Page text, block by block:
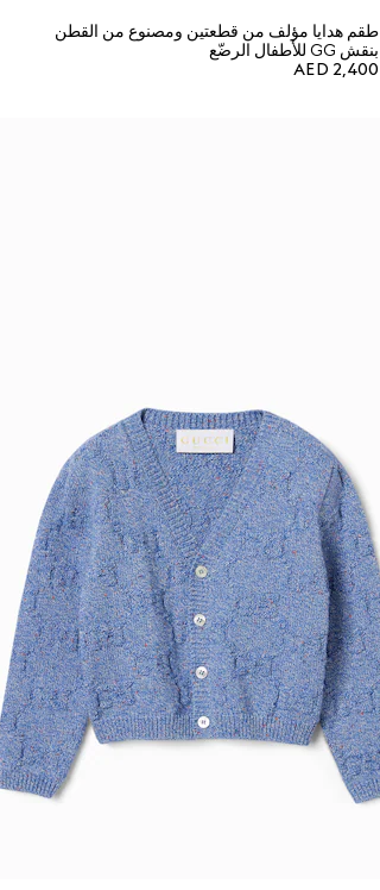
طقم هدايا مؤلف من قطعتين ومصنوع من القطن
بنقش GG للأطفال الرضّع
AED 2,400